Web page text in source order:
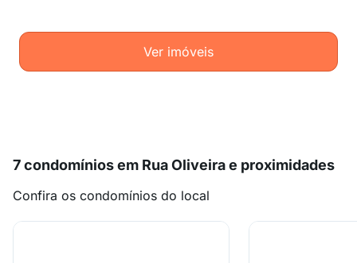
Ver imóveis
7 condomínios em Rua Oliveira e proximidades
Confira os condomínios do local